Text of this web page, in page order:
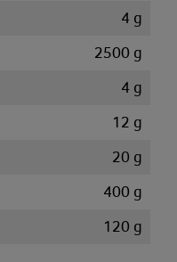
4 g
2500 g
4 g
12 g
20 g
400 g
120 g